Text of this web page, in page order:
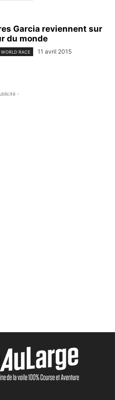
Garcia reviennent sur
du monde
RACE 11 avril 2015
-